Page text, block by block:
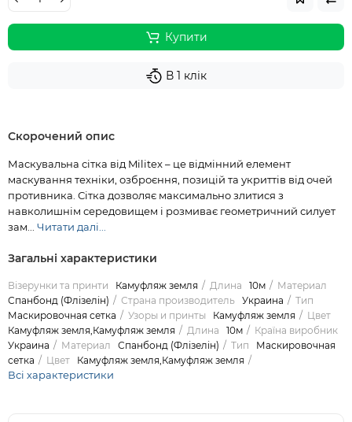
Купити
В 1 клік
Скорочений опис
Маскувальна сітка від Militex – це відмінний елемент
маскування техніки, озброєння, позицій та укриттів від очей
противника. Сітка дозволяє максимально злитися з
навколишнім середовищем і розмиває геометричний силует
зам... Читати далі...
Загальні характеристики
Візерунки та принти Камуфляж земля Длина 10м
Материал
Спанбонд (Флізелін)
Страна производитель Украина
Тип
Маскировочная сетка
Узоры и принты Камуфляж земля
Цвет
Камуфляж земля,Камуфляж земля
Длина 10м
Країна виробник
Украина
Материал Спанбонд (Флізелін) Тип
Маскировочная
сетка
Цвет Камуфляж земля,Камуфляж земля
Всі характеристики